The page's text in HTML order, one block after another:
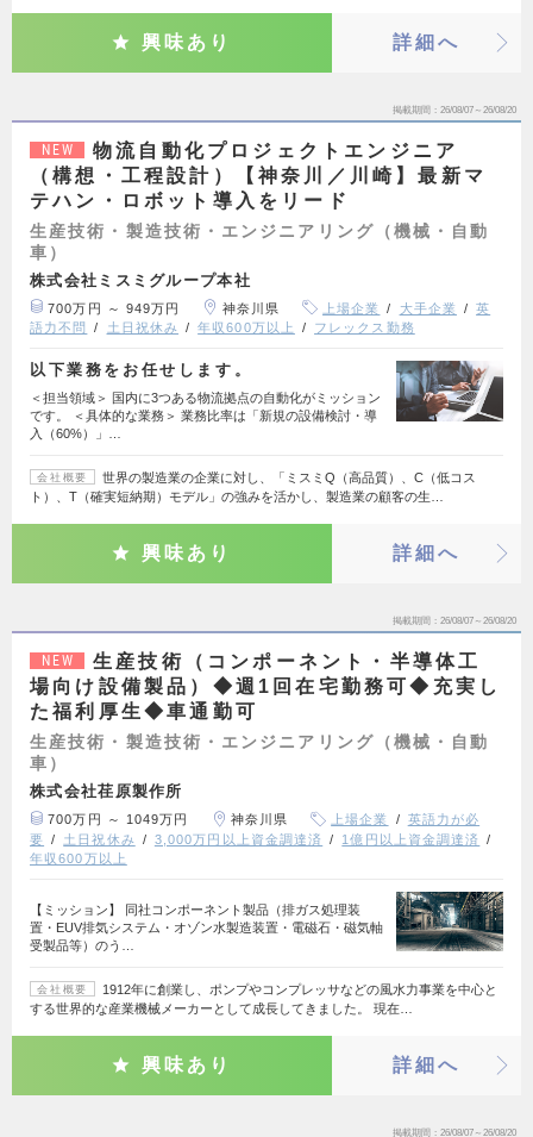
興味あり 詳細へ
掲載期間 26/08/07～26/08/20
NEW
物流自動化プロジェクトエンジニア
（構想・工程設計）【神奈川／川崎】最新マ
テハン・ロボット導入をリード
生産技術・製造技術・エンジニアリング（機械・自動
車）
株式会社ミスミグループ本社
700万円 ～ 949万円 神奈川県 上場企業 大手企業
英
語力不問
土日祝休み 年収600万以上 フレックス勤務
以下業務をお任せします。
＜担当領域＞ 国内に3つある物流拠点の自動化がミッション
です。 ＜具体的な業務＞ 業務比率は「新規の設備検討・導
入（60%）」…
会社概要
世界の製造業の企業に対し、「ミスミQ（高品質）、C（低コス
ト）、T（確実短納期）モデル」の強みを活かし、製造業の顧客の生…
興味あり 詳細へ
掲載期間 26/08/07～26/08/20
NEW
生産技術（コンポーネント・半導体工
場向け設備製品）◆週1回在宅勤務可◆充実し
た福利厚生◆車通勤可
生産技術・製造技術・エンジニアリング（機械・自動
車）
株式会社荏原製作所
700万円 ～ 1049万円 神奈川県 上場企業
英語力が必
要
土日祝休み 3,000万円以上資金調達済
1億円以上資金調達済
年収600万以上
【ミッション】 同社コンポーネント製品（排ガス処理装
置・EUV排気システム・オゾン水製造装置・電磁石・磁気軸
受製品等）のう…
会社概要
1912年に創業し、ポンプやコンプレッサなどの風水力事業を中心と
する世界的な産業機械メーカーとして成長してきました。 現在…
興味あり 詳細へ
掲載期間 26/08/07～26/08/20